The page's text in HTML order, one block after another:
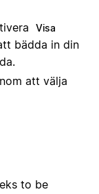
Visa
bädda in din
att välja
to be